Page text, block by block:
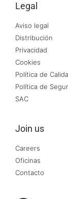
Legal
Aviso legal
Distribución
Privacidad
Cookies
Política de
Política de
SAC
Join us
Careers
Oficinas
Contacto